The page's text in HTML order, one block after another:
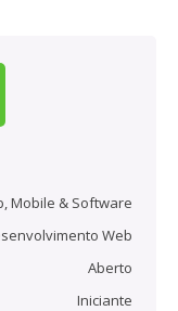
Mobile & Software
Web
Aberto
Iniciante